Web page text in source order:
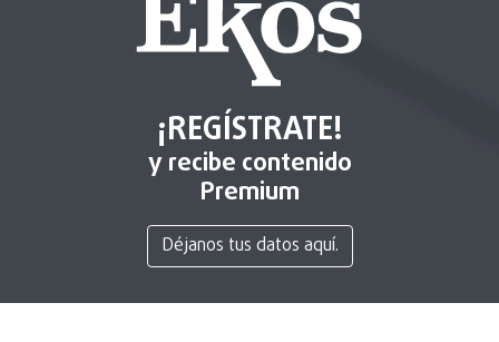
¡REGÍSTRATE!
y recibe contenido
Premium
Déjanos tus datos aquí.